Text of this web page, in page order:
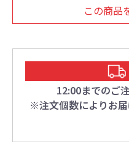
この商品
12:00までのご
※注文個数によりお